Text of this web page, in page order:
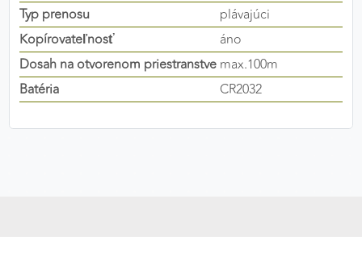
Typ prenosu
plávajúci
Kopírovateľnosť
áno
Dosah na otvorenom priestranstve max.100m
Batéria
CR2032
výkon a funkčnosť našich stránok.
Google Analytics
Google